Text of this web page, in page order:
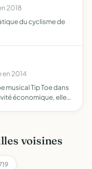
2018
du cyclisme de
en 2014
musical Tip Toe dans
économique, elle
voisines